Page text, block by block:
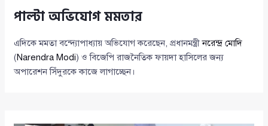
পাল্টা অভিযোগ মমতার
এদিকে মমতা বন্দ্যোপাধ্যায় অভিযোগ করেছেন, প্রধানমন্ত্রীনরেন্দ্র মোদি
(Narendra Modi) ও বিজেপি রাজনৈতিক ফায়দা হাসিলের জন্য
অপারেশন সিঁদুরকে কাজে লাগাচ্ছেন।